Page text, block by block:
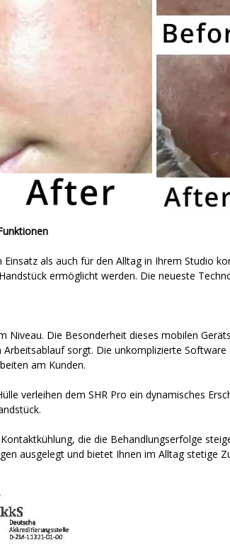
als auch für den Alltag in Ihrem Studio
ermöglicht werden. Die neueste
Niveau. Die Besonderheit dieses mobilen
sorgt. Die unkomplizierte
am Kunden.
verleihen dem SHR Pro ein dynamisches
die die Behandlungserfolge
ausgelegt und bietet Ihnen im Alltag stetige